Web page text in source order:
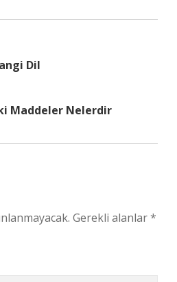
Dil
Maddeler Nelerdir
Gerekli alanlar*